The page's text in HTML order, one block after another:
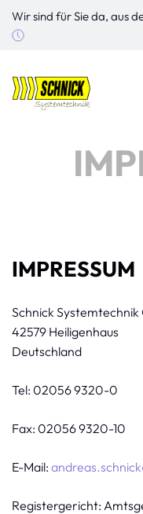
Wir sind für Sie da, aus
IMPRESSUM
Schnick Systemtechnik
42579 Heiligenhaus
Deutschland
Tel: 02056 9320-0
Fax: 02056 9320-10
E-Mail:
Registergericht: